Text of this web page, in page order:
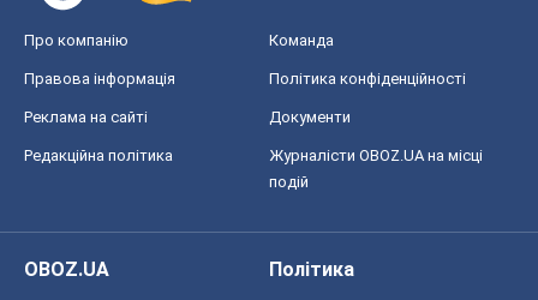
Про компанію Команда
Правова інформація Політика конфіденційності
Реклама на сайті Документи
Редакційна політика
Журналісти OBOZ.UA на місці
подій
OBOZ.UA
Політика